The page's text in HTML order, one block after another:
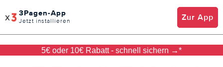
x 3Pagen-App
Jetzt installieren Zur App
5€ oder 10€ Rabatt - schnell sichern →*